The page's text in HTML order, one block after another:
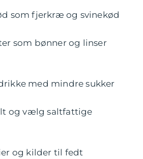
som fjerkræ og svinekød
som bønner og linser
med mindre sukker
og vælg saltfattige
og kilder til fedt